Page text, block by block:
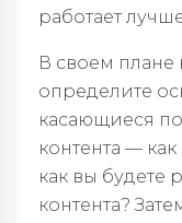
работает
В своем плане
определите
касающиеся
контента — как
как вы будете
контента?